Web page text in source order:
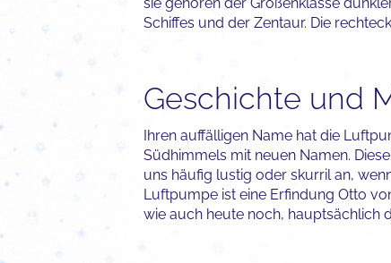
Schiffes und der Zentaur. Die
Geschichte und
Ihren auffälligen Name hat die
Südhimmels mit neuen Namen.
uns häufig lustig oder skurril an,
Luftpumpe ist eine Erfindung Otto
wie auch heute noch, hauptsächlich